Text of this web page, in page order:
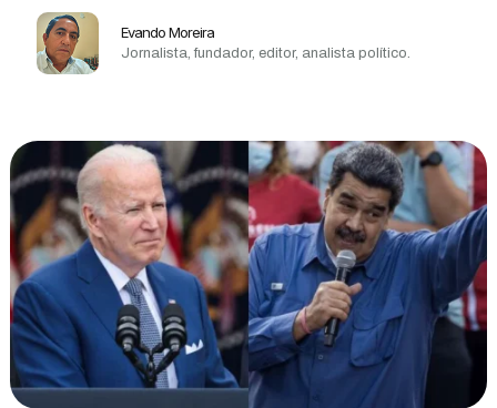
Evando Moreira
Jornalista, fundador, editor, analista político.